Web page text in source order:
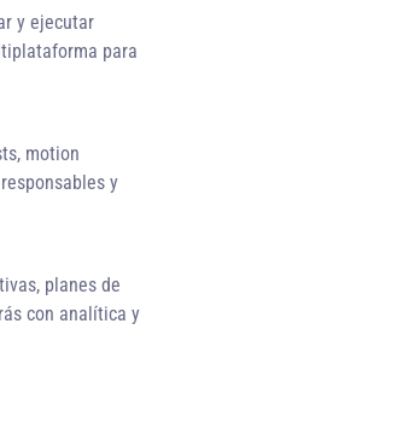
y ejecutar
para
motion
y
planes de
con analítica y